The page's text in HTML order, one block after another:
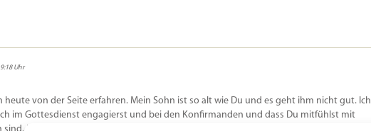
Uhr
heute von der Seite erfahren. Mein Sohn ist so alt wie Du und es geht ihm nicht gut. Ich
im Gottesdienst engagierst und bei den Konfirmanden und dass Du mitfühlst mit
Ich wünsch‘ Dir dass du immer dran bleibst. VlG Biebs